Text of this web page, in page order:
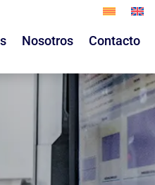
Nosotros Contacto